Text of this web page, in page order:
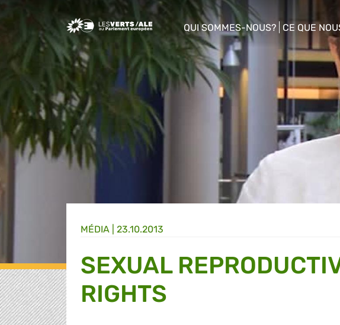
Greens/EFA Home
QUI SOMMES-NOUS?
show/hide sub menu
CE QUE
show/hide
MÉDIA 23.10.2013
SEXUAL
RIGHTS